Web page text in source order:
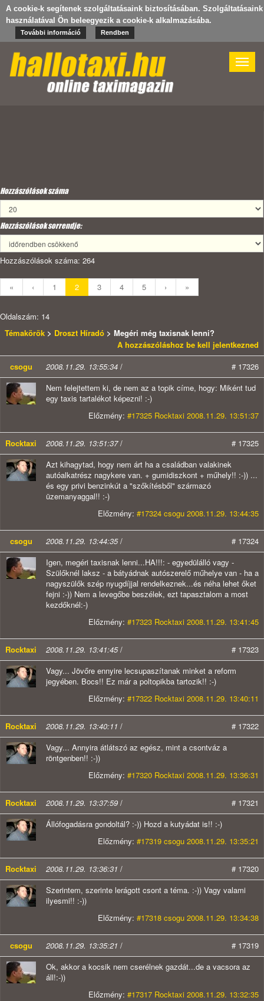
A cookie-k segítenek szolgáltatásaink biztosításában. Szolgáltatásaink
használatával Ön beleegyezik a cookie-k alkalmazásába.
További információ Rendben
Toggle
Hozzászólások száma
Hozzászólások sorrendje:
Hozzászólások száma: 264
« ‹ 1 2 3 4 5 › »
Oldalszám: 14
Témakörök > Droszt Híradó > Megéri még taxisnak lenni?
A hozzászóláshoz be kell jelentkezned
csogu
2008.11.29. 13:55:34 /
# 17326
Nem felejtettem ki, de nem az a topik címe, hogy: Miként tud
egy taxis tartalékot képezni! :-)
Előzmény: #17325 Rocktaxi 2008.11.29. 13:51:37
Rocktaxi 2008.11.29. 13:51:37/
# 17325
Azt kihagytad, hogy nem árt ha a családban valakinek
autóalkatrész nagykere van. + gumidiszkont + műhely!! :-)) ...
és egy privi benzinkút a "szőkítésből" származó
üzemanyaggal!! :-)
Előzmény: #17324 csogu 2008.11.29. 13:44:35
csogu 2008.11.29. 13:44:35/
# 17324
Igen, megéri taxisnak lenni...HA!!!: - egyedülálló vagy -
Szülőknél laksz - a bátyádnak autószerelő műhelye van - ha a
nagyszülők szép nyugdíjjal rendelkeznek...és néha lehet őket
fejni :-)) Nem a levegőbe beszélek, ezt tapasztalom a most
kezdőknél:-)
Előzmény: #17323 Rocktaxi 2008.11.29. 13:41:45
Rocktaxi 2008.11.29. 13:41:45/
# 17323
Vagy... Jövőre ennyire lecsupaszítanak minket a reform
jegyében. Bocs!! Ez már a poltopikba tartozik!! :-)
Előzmény: #17322 Rocktaxi 2008.11.29. 13:40:11
Rocktaxi 2008.11.29. 13:40:11 /
# 17322
Vagy... Annyira átlátszó az egész, mint a csontváz a
röntgenben!! :-))
Előzmény: #17320 Rocktaxi 2008.11.29. 13:36:31
Rocktaxi 2008.11.29. 13:37:59 /
# 17321
Állófogadásra gondoltál? :-)) Hozd a kutyádat is!! :-)
Előzmény: #17319 csogu 2008.11.29. 13:35:21
Rocktaxi 2008.11.29. 13:36:31 /
# 17320
Szerintem, szerinte lerágott csont a téma. :-)) Vagy valami
ilyesmi!! :-))
Előzmény: #17318 csogu 2008.11.29. 13:34:38
csogu 2008.11.29. 13:35:21 /
# 17319
Ok, akkor a kocsik nem cserélnek gazdát...de a vacsora az
áll!:-))
Előzmény: #17317 Rocktaxi 2008.11.29. 13:32:35